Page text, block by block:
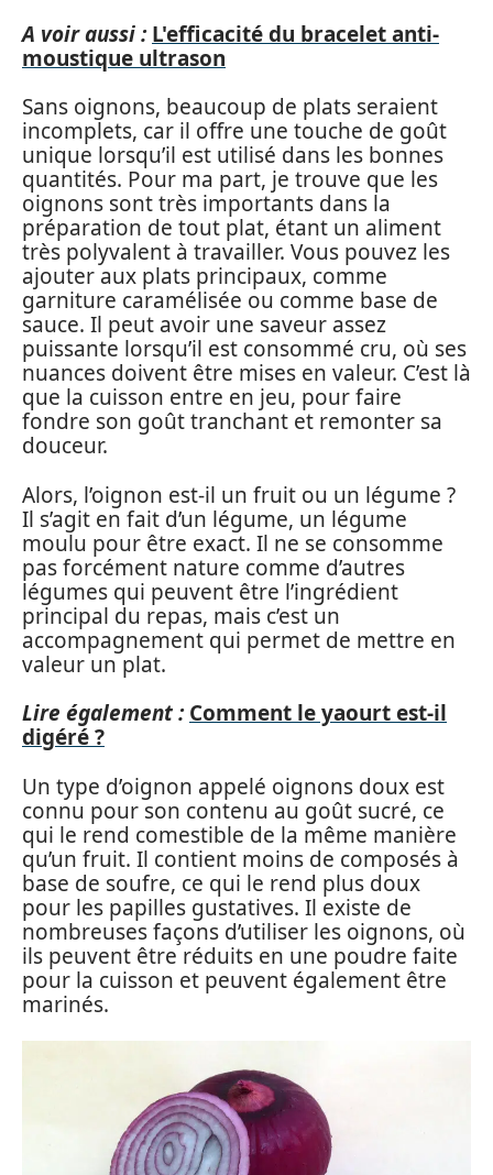
A voir aussi : L'efficacité du bracelet anti-
moustique ultrason
Sans oignons, beaucoup de plats seraient
incomplets, car il offre une touche de goût
unique lorsqu’il est utilisé dans les bonnes
quantités. Pour ma part, je trouve que les
oignons sont très importants dans la
préparation de tout plat, étant un aliment
très polyvalent à travailler. Vous pouvez les
ajouter aux plats principaux, comme
garniture caramélisée ou comme base de
sauce. Il peut avoir une saveur assez
puissante lorsqu’il est consommé cru, où ses
nuances doivent être mises en valeur. C’est là
que la cuisson entre en jeu, pour faire
fondre son goût tranchant et remonter sa
douceur.
Alors, l’oignon est-il un fruit ou un légume ?
Il s’agit en fait d’un légume, un légume
moulu pour être exact. Il ne se consomme
pas forcément nature comme d’autres
légumes qui peuvent être l’ingrédient
principal du repas, mais c’est un
accompagnement qui permet de mettre en
valeur un plat.
Lire également : Comment le yaourt est-il
digéré ?
Un type d’oignon appelé oignons doux est
connu pour son contenu au goût sucré, ce
qui le rend comestible de la même manière
qu’un fruit. Il contient moins de composés à
base de soufre, ce qui le rend plus doux
pour les papilles gustatives. Il existe de
nombreuses façons d’utiliser les oignons, où
ils peuvent être réduits en une poudre faite
pour la cuisson et peuvent également être
marinés.